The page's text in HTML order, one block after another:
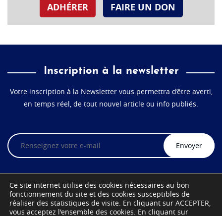
ADHÉRER FAIRE UN DON
Inscription à la newsletter
Votre inscription à la Newsletter vous permettra d’être averti,
en temps réel, de tout nouvel article ou info publiés.
Veuillez
laisser
ce
Ce site internet utilise des cookies nécessaires au bon
fonctionnement du site et des cookies susceptibles de
réaliser des statistiques de visite. En cliquant sur ACCEPTER,
vous acceptez l'ensemble des cookies. En cliquant sur